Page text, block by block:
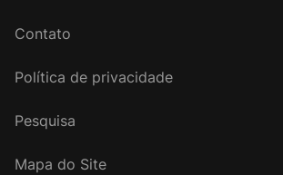
Contato
Política de privacidade
Pesquisa
Mapa do Site